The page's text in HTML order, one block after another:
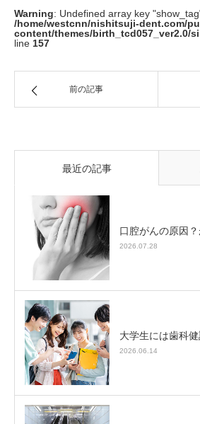
Warning: Undefined array key
/home/westcnn/nishitsuji-dent.com/
content/themes/birth_tcd057_ver2.0/
line 157
前の記事
最近の記事
口腔がんの原因
2026.07.28
大学生には歯科健
2026.06.14